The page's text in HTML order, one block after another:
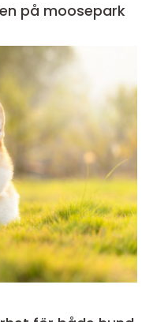
på moosepark